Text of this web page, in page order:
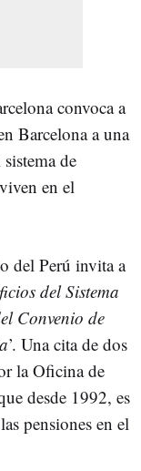
convoca a
Barcelona a una
de
en el
del Perú invita a
del Sistema
Convenio de
’. Una cita de dos
la Oficina de
desde 1992, es
pensiones en el